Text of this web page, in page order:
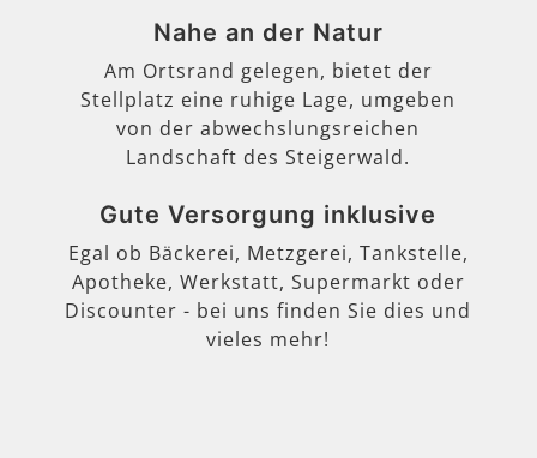
Nahe an der Natur
Am Ortsrand gelegen, bietet der
Stellplatz eine ruhige Lage, umgeben
von der abwechslungsreichen
Landschaft des Steigerwald.
Gute Versorgung inklusive
Egal ob Bäckerei, Metzgerei, Tankstelle,
Apotheke, Werkstatt, Supermarkt oder
Discounter - bei uns finden Sie dies und
vieles mehr!